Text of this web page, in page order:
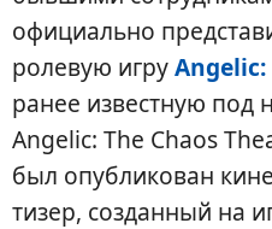
официально
ролевую игру
ранее известную под
Angelic: The Chaos
был опубликован
тизер, созданный на